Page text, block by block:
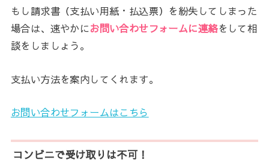
もし請求書（支払い用紙・払込票）を紛失してしまった
場合は、速やかにお問い合わせフォームに連絡をして相
談をしましょう。
支払い方法を案内してくれます。
お問い合わせフォームはこちら
コンビニで受け取りは不可！